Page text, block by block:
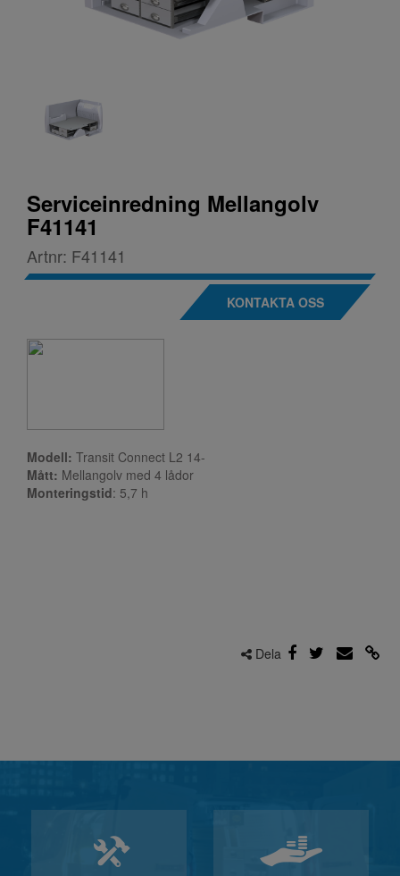
Serviceinredning Mellangolv
F41141
Artnr: F41141
KONTAKTA OSS
Modell: Transit Connect L2 14-
Mått: Mellangolv med 4 lådor
Monteringstid: 5,7 h
Dela